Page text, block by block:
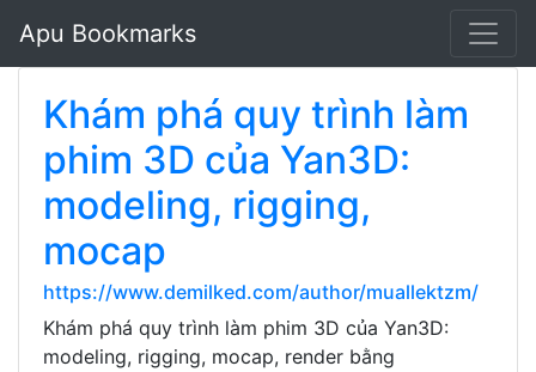
Apu Bookmarks
Khám phá quy trình làm
phim 3D của Yan3D:
modeling, rigging,
mocap
https://www.demilked.com/author/muallektzm/
Khám phá quy trình làm phim 3D của Yan3D:
modeling, rigging, mocap, render bằng